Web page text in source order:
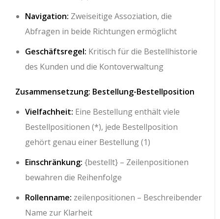
Navigation: Zweiseitige Assoziation, die
Abfragen in beide Richtungen ermöglicht
Geschäftsregel: Kritisch für die Bestellhistorie
des Kunden und die Kontoverwaltung
Zusammensetzung: Bestellung-Bestellposition
Vielfachheit: Eine Bestellung enthält viele
Bestellpositionen (*), jede Bestellposition
gehört genau einer Bestellung (1)
Einschränkung: {bestellt} – Zeilenpositionen
bewahren die Reihenfolge
Rollenname: zeilenpositionen – Beschreibender
Name zur Klarheit